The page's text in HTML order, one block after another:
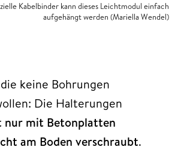
Kabelbinder kann dieses Leichtmodul einfach
aufgehängt werden (Mariella Wendel)
keine Bohrungen
Die Halterungen
nur mit Betonplatten
am Boden verschraubt.